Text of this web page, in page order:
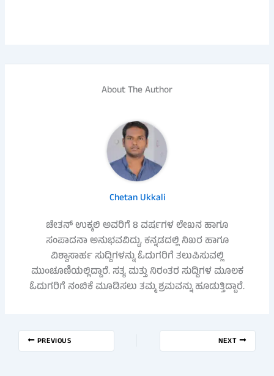
About The Author
Chetan Ukkali
ಚೇತನ್ ಉಕ್ಕಲಿ ಅವರಿಗೆ 8 ವರ್ಷಗಳ ಲೇಖನ ಹಾಗೂ
ಸಂಪಾದನಾ ಅನುಭವವಿದ್ದು, ಕನ್ನಡದಲ್ಲಿ ನಿಖರ ಹಾಗೂ
ವಿಶ್ವಾಸಾರ್ಹ ಸುದ್ದಿಗಳನ್ನು ಓದುಗರಿಗೆ ತಲುಪಿಸುವಲ್ಲಿ
ಮುಂಚೂಣಿಯಲ್ಲಿದ್ದಾರೆ. ಸತ್ಯ ಮತ್ತು ನಿರಂತರ ಸುದ್ದಿಗಳ ಮೂಲಕ
ಓದುಗರಿಗೆ ನಂಬಿಕೆ ಮೂಡಿಸಲು ತಮ್ಮ ಶ್ರಮವನ್ನು ಹೂಡುತ್ತಿದ್ದಾರೆ.
PREVIOUS NEXT